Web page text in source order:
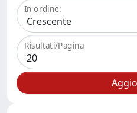
In ordine:
Risultati/Pagina